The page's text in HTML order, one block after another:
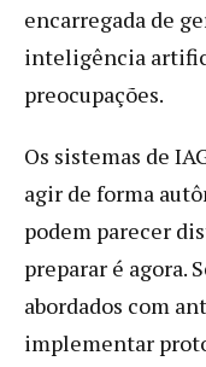
encarregada de
inteligência
preocupações.
Os sistemas de
agir de forma
podem parecer
preparar é agora.
abordados com
implementar